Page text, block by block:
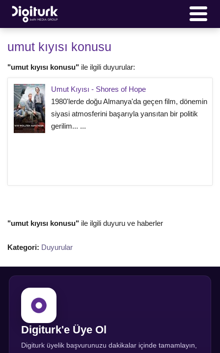
umut kıyısı konusu
"umut kıyısı konusu" ile ilgili duyurular:
Umut Kıyısı - Shores of Hope
1980'lerde doğu Almanya'da geçen film, dönemin
siyasi atmosferini başarıyla yansıtan bir politik
gerilim... ...
"umut kıyısı konusu" ile ilgili duyuru ve haberler
Kategori: Duyurular
Digiturk'e Üye Ol
Digiturk üyelik başvurunuzu dakikalar içinde tamamlayın,